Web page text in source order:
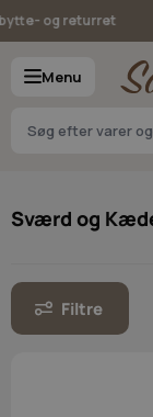
Skip to Content
og returret
Menu
Sværd og
Filtre